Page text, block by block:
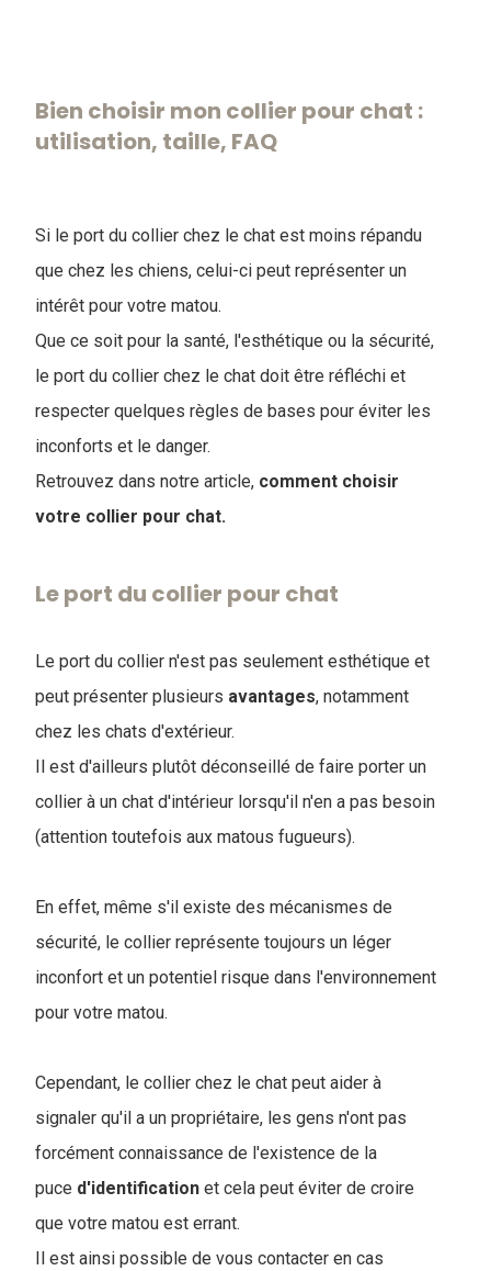
Bien choisir mon collier pour chat :
utilisation, taille, FAQ
Si le port du collier chez le chat est moins répandu
que chez les chiens, celui-ci peut représenter un
intérêt pour votre matou.
Que ce soit pour la santé, l'esthétique ou la sécurité,
le port du collier chez le chat doit être réfléchi et
respecter quelques règles de bases pour éviter les
inconforts et le danger.
Retrouvez dans notre article, comment choisir
votre collier pour chat.
Le port du collier pour chat
Le port du collier n'est pas seulement esthétique et
peut présenter plusieurs avantages, notamment
chez les chats d'extérieur.
Il est d'ailleurs plutôt déconseillé de faire porter un
collier à un chat d'intérieur lorsqu'il n'en a pas besoin
(attention toutefois aux matous fugueurs).
En effet, même s'il existe des mécanismes de
sécurité, le collier représente toujours un léger
inconfort et un potentiel risque dans l'environnement
pour votre matou.
Cependant, le collier chez le chat peut aider à
signaler qu'il a un propriétaire, les gens n'ont pas
forcément connaissance de l'existence de la
puce d'identification et cela peut éviter de croire
que votre matou est errant.
Il est ainsi possible de vous contacter en cas